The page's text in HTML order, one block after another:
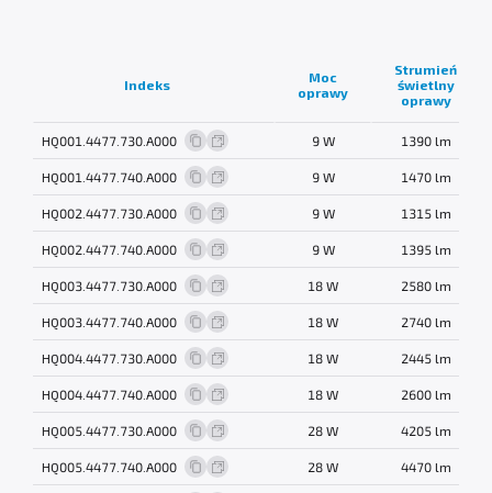
Indeks
Moc
oprawy
Strumień
świetlny
oprawy
HQ001.4477.730.A000 9 W 1390 lm
HQ001.4477.740.A000 9 W 1470 lm
HQ002.4477.730.A000 9 W 1315 lm
HQ002.4477.740.A000 9 W 1395 lm
HQ003.4477.730.A000 18 W 2580 lm
HQ003.4477.740.A000 18 W 2740 lm
HQ004.4477.730.A000 18 W 2445 lm
HQ004.4477.740.A000 18 W 2600 lm
HQ005.4477.730.A000 28 W 4205 lm
HQ005.4477.740.A000 28 W 4470 lm